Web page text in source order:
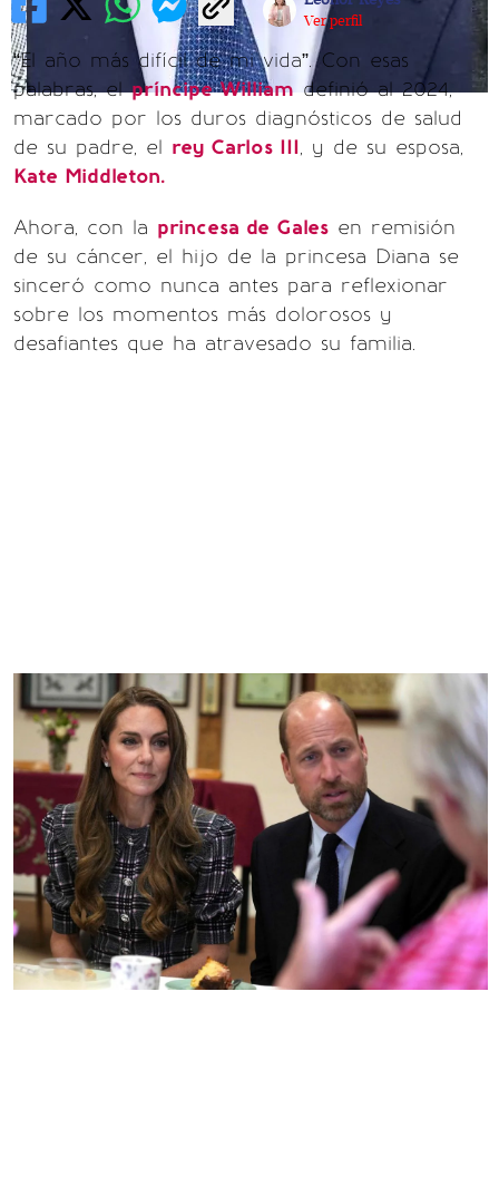
Ver perfil
“El año más difícil de mi vida”. Con esas
palabras, elpríncipe Williamdefinió al 2024,
marcado por los duros diagnósticos de salud
de su padre, el rey Carlos III, y de su esposa,
Kate Middleton.
Ahora, con la princesa de Gales en remisión
de su cáncer, el hijo de la princesa Diana se
sinceró como nunca antes para reflexionar
sobre los momentos más dolorosos y
desafiantes que ha atravesado su familia.